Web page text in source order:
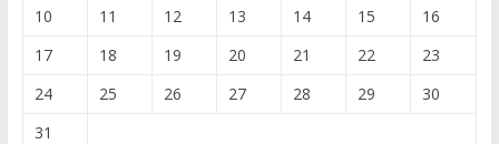
C
h
a
10
11 12 13 14 15
16
17
18 19 20 21 22
23
24
25 26 27 28 29
30
31